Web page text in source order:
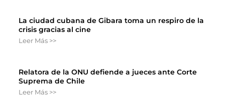
La ciudad cubana de Gibara toma un respiro de la
crisis gracias al cine
Leer Más >>
Relatora de la ONU defiende a jueces ante Corte
Suprema de Chile
Leer Más >>